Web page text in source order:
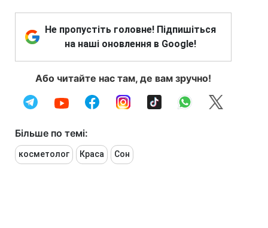
Не пропустіть головне! Підпишіться
на наші оновлення в Google!
Або читайте нас там, де вам зручно!
Більше по темі:
косметолог Краса Сон